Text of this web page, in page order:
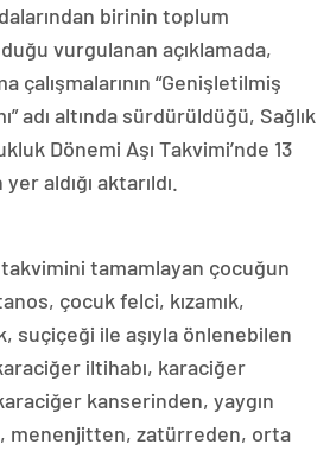
birinin toplum
vurgulanan açıklamada,
çalışmalarının “Genişletilmiş
adı altında sürdürüldüğü, Sağlık
Dönemi Aşı Takvimi’nde 13
aldığı aktarıldı.
takvimini tamamlayan çocuğun
çocuk felci, kızamık,
suçiçeği ile aşıyla önlenebilen
iltihabı, karaciğer
kanserinden, yaygın
menenjitten, zatürreden, orta